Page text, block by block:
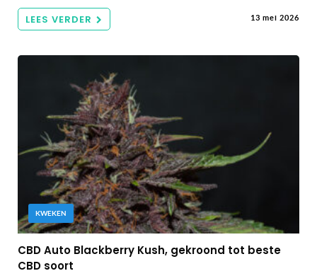
LEES VERDER 13 mei 2026
KWEKEN
CBD Auto Blackberry Kush, gekroond tot beste
CBD soort